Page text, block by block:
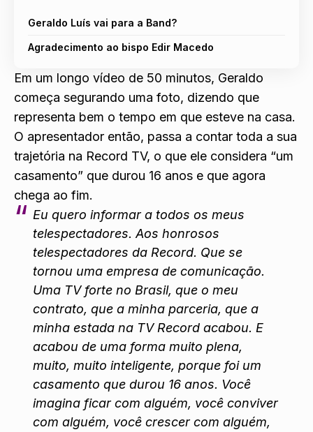
Geraldo Luís vai para a Band?
Agradecimento ao bispo Edir Macedo
Em um longo vídeo de 50 minutos, Geraldo
começa segurando uma foto, dizendo que
representa bem o tempo em que esteve na casa.
O apresentador então, passa a contar toda a sua
trajetória na Record TV, o que ele considera “um
casamento” que durou 16 anos e que agora
chega ao fim.
Eu quero informar a todos os meus
telespectadores. Aos honrosos
telespectadores da Record. Que se
tornou uma empresa de comunicação.
Uma TV forte no Brasil, que o meu
contrato, que a minha parceria, que a
minha estada na TV Record acabou. E
acabou de uma forma muito plena,
muito, muito inteligente, porque foi um
casamento que durou 16 anos. Você
imagina ficar com alguém, você conviver
com alguém, você crescer com alguém,